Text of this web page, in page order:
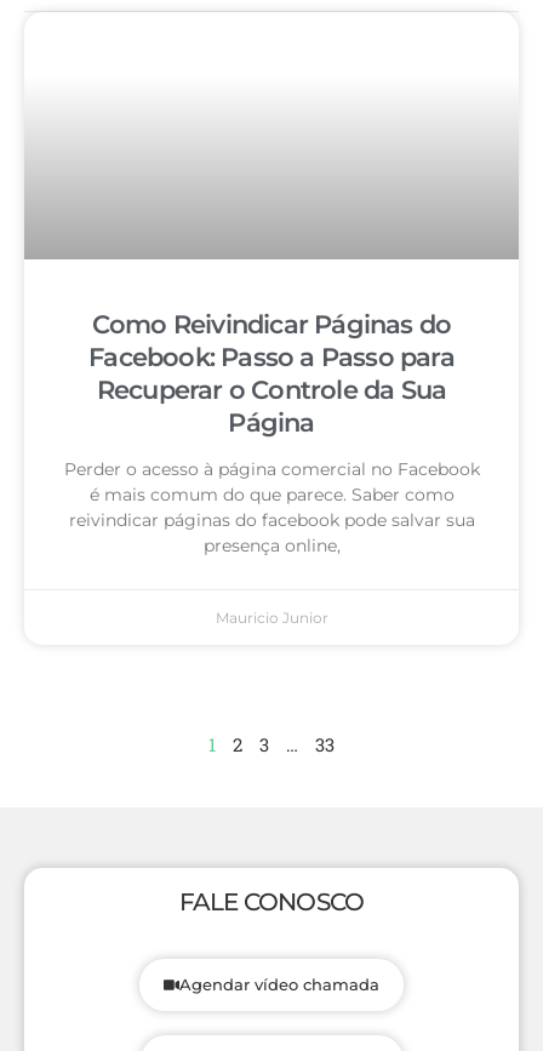
Como Reivindicar Páginas do
Facebook: Passo a Passo para
Recuperar o Controle da Sua
Página
Perder o acesso à página comercial no Facebook
é mais comum do que parece. Saber como
reivindicar páginas do facebook pode salvar sua
presença online,
Mauricio Junior
1 2 3 … 33
FALE CONOSCO
Agendar vídeo chamada